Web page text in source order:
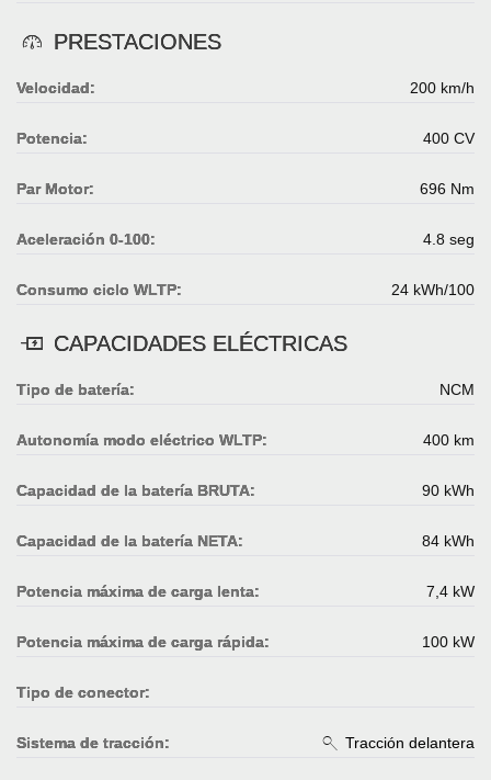
PRESTACIONES
Velocidad: 200 km/h
Potencia: 400 CV
Par Motor: 696 Nm
Aceleración 0-100: 4.8 seg
Consumo ciclo WLTP: 24 kWh/100
CAPACIDADES ELÉCTRICAS
Tipo de batería: NCM
Autonomía modo eléctrico WLTP: 400 km
Capacidad de la batería BRUTA: 90 kWh
Capacidad de la batería NETA: 84 kWh
Potencia máxima de carga lenta: 7,4 kW
Potencia máxima de carga rápida: 100 kW
Tipo de conector:
Sistema de tracción: Tracción delantera